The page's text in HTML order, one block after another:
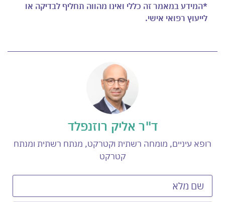
*המידע במאמר זה כללי ואינו מהווה תחליף לבדיקה או
לייעוץ רפואי אישי.
ד"ר אליק רוזנפלד
רופא עיניים, מומחה רשתית וקטרקט, מנתח רשתית ומנתח
קטרקט